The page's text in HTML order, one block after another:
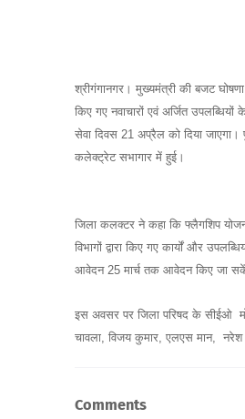
श्रीगंगानगर। मुख्यमंत्री की बजट
किए गए नवाचारों एवं अर्जित
सेवा दिवस 21 अप्रैल को दिया
कलेक्ट्रेट सभागार में हुई।
जिला कलक्टर ने कहा कि फ्लैगशिप
विभागों द्वारा किए गए कार्यों और
आवेदन 25 मार्च तक आवेदन किए जा
इस अवसर पर जिला परिषद के सीईओ
चावला, विजय कुमार, एलएस मान, नरेश
Comments